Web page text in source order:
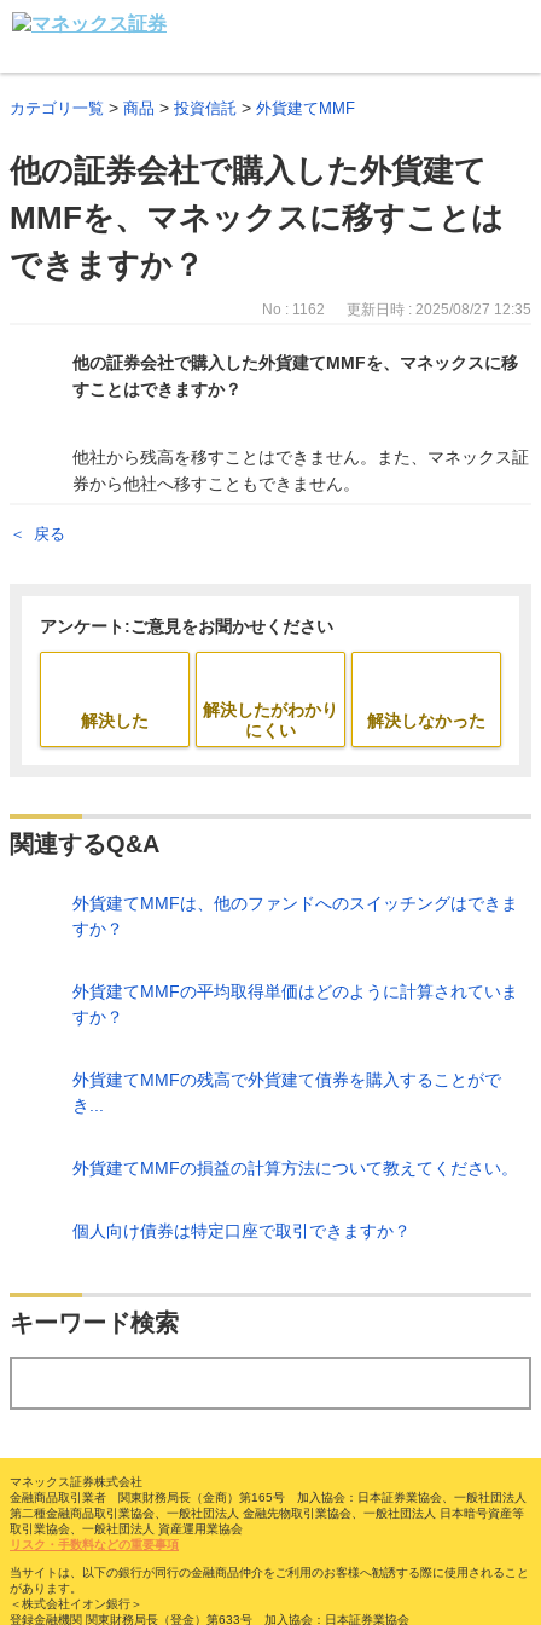
カテゴリ一覧 > 商品 > 投資信託 > 外貨建てMMF
他の証券会社で購入した外貨建て
MMFを、マネックスに移すことは
できますか？
No : 1162 更新日時 : 2025/08/27 12:35
他の証券会社で購入した外貨建てMMFを、マネックスに移
すことはできますか？
他社から残高を移すことはできません。また、マネックス証
券から他社へ移すこともできません。
戻る
アンケート:ご意見をお聞かせください
解決した
解決したがわかり
にくい
解決しなかった
関連するQ&A
外貨建てMMFは、他のファンドへのスイッチングはできま
すか？
外貨建てMMFの平均取得単価はどのように計算されていま
すか？
外貨建てMMFの残高で外貨建て債券を購入することがで
き...
外貨建てMMFの損益の計算方法について教えてください。
個人向け債券は特定口座で取引できますか？
キーワード検索
マネックス証券株式会社
金融商品取引業者 関東財務局長（金商）第165号 加入協会：日本証券業協会、一般社団法人
第二種金融商品取引業協会、一般社団法人 金融先物取引業協会、一般社団法人 日本暗号資産等
取引業協会、一般社団法人 資産運用業協会
リスク・手数料などの重要事項
当サイトは、以下の銀行が同行の金融商品仲介をご利用のお客様へ勧誘する際に使用されること
があります。
＜株式会社イオン銀行＞
登録金融機関 関東財務局長（登金）第633号 加入協会：日本証券業協会